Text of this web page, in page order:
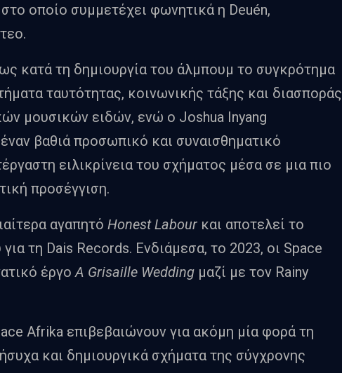
στο οποίο συμμετέχει φωνητικά η Deuén,
κατά τη δημιουργία του άλμπουμ το συγκρότημα
ταυτότητας, κοινωνικής τάξης και διασποράς
μουσικών ειδών, ενώ ο Joshua Inyang
βαθιά προσωπικό και συναισθηματικό
ειλικρίνεια του σχήματος μέσα σε μια πιο
προσέγγιση.
αγαπητό Honest Labour και αποτελεί το
τη Dais Records. Ενδιάμεσα, το 2023, οι Space
έργοA Grisaille Wedding μαζί με τον Rainy
Afrika επιβεβαιώνουν για ακόμη μία φορά τη
και δημιουργικά σχήματα της σύγχρονης